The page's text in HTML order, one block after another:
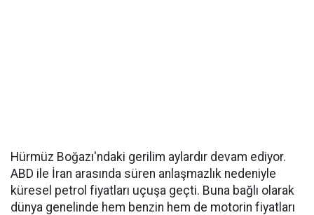
Hürmüz Boğazı'ndaki gerilim aylardır devam ediyor.
ABD ile İran arasında süren anlaşmazlık nedeniyle
küresel petrol fiyatları uçuşa geçti. Buna bağlı olarak
dünya genelinde hem benzin hem de motorin fiyatları